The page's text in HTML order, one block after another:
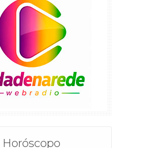
Horóscopo